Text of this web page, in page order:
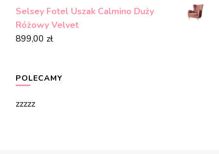
Selsey Fotel Uszak Calmino Duży
Różowy Velvet
899,00 zł
POLECAMY
zzzzz